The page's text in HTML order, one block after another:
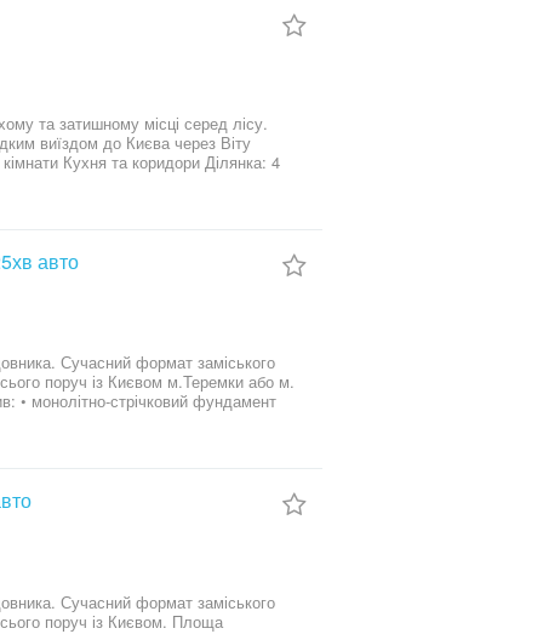
виїздом до Києва через Віту
авто
Києвом м.Теремки або м.
•
безпека та атмосфера заміського
поруч із Києвом. Площа